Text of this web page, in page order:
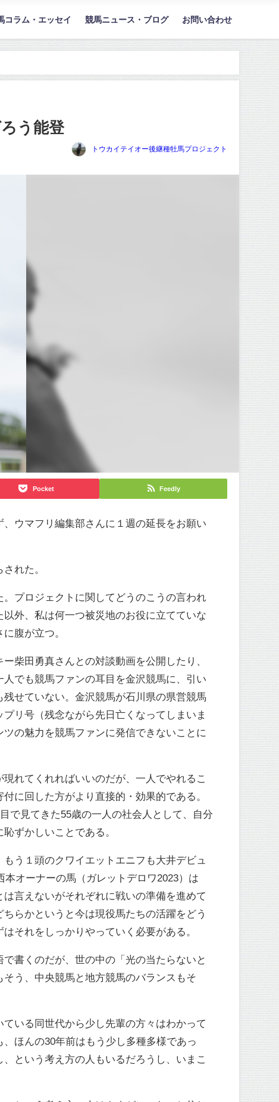
コラム・エッセイ 競馬ニュース・ブログ お問い合わせ
う能登
トウカイテイオー後継種牡馬プロジェクト
Pocket Feedly
ウマフリ編集部さんに１週の延長をお願い
れた。
プロジェクトに関してどうのこうの言われ
外、私は何一つ被災地のお役に立てていな
腹が立つ。
柴田勇真さんとの対談動画を公開したり、
でも競馬ファンの耳目を金沢競馬に、引い
せていない。金沢競馬が石川県の県営競馬
リ号（残念ながら先日亡くなってしまいま
の魅力を競馬ファンに発信できないことに
れてくれればいいのだが、一人でやれるこ
に回した方がより直接的・効果的である。
で見てきた55歳の一人の社会人として、自分
ずかしいことである。
う１頭のクワイエットエニフも大井デビュ
オーナーの馬（ガレットデロワ2023）は
言えないがそれぞれに戦いの準備を進めて
らかというと今は現役馬たちの活躍をどう
それをしっかりやっていく必要がある。
書くのだが、世の中の「光の当たらないと
う、中央競馬と地方競馬のバランスもそ
いる同世代から少し先輩の方々はわかって
ほんの30年前はもう少し多種多様であっ
という考え方の人もいるだろうし、いまこ